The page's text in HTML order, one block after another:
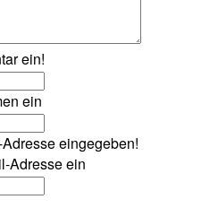
ein!
ein
eingegeben!
Adresse ein